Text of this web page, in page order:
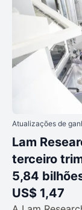
Atualizações de
Lam
terceiro
5,84
US$ 1,47